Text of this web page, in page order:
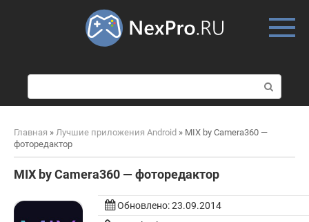
о
и
к
Главная » Лучшие приложения Android » MIX by Camera360 —
фоторедактор
MIX by Camera360 — фоторедактор
Обновлено:23.09.2014